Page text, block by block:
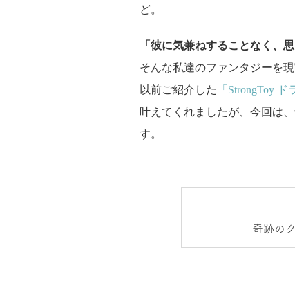
ど。
「彼に気兼ねすることなく、
そんな私達のファンタジーを
以前ご紹介した
「StrongToy ド
叶えてくれましたが、今回は、
す。
奇跡の